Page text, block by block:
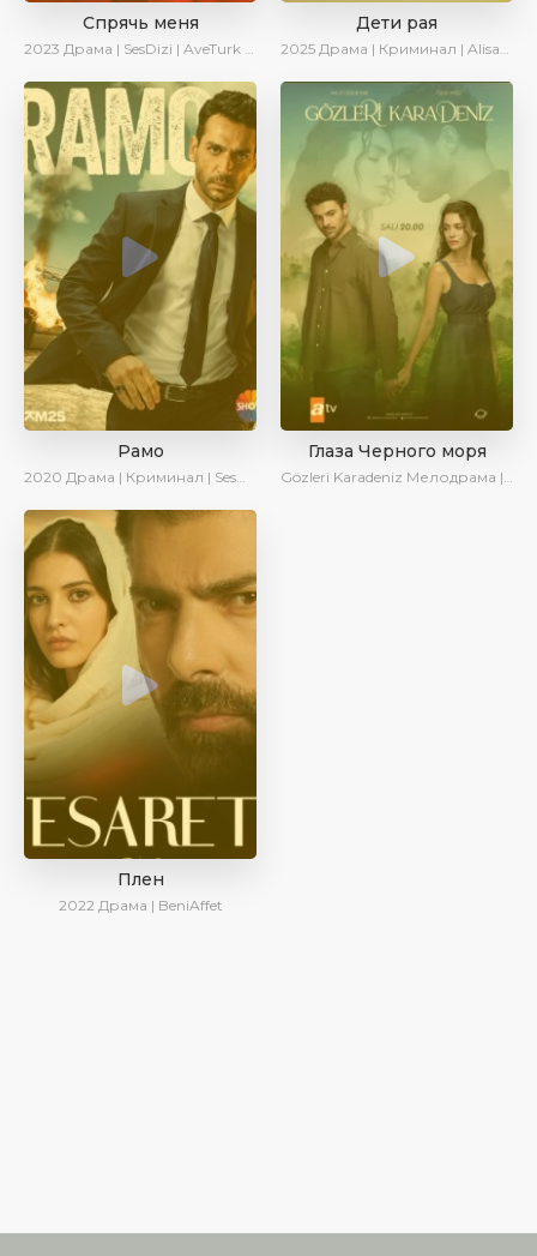
Спрячь меня
2023 Драма | SesDizi | AveTurk | AlisaDirilis | Сериалы 2023
Дети рая
2025 Драма | Криминал | AlisaDirilis | Новинки | Сериалы 2025
Рамо
2020 Драма | Криминал | SesDizi | Ирина Котова
Глаза Черного моря
Gözleri Karadeniz Мелодрама | Драма | Новинки | Сериалы 2025
Плен
2022 Драма | BeniAffet